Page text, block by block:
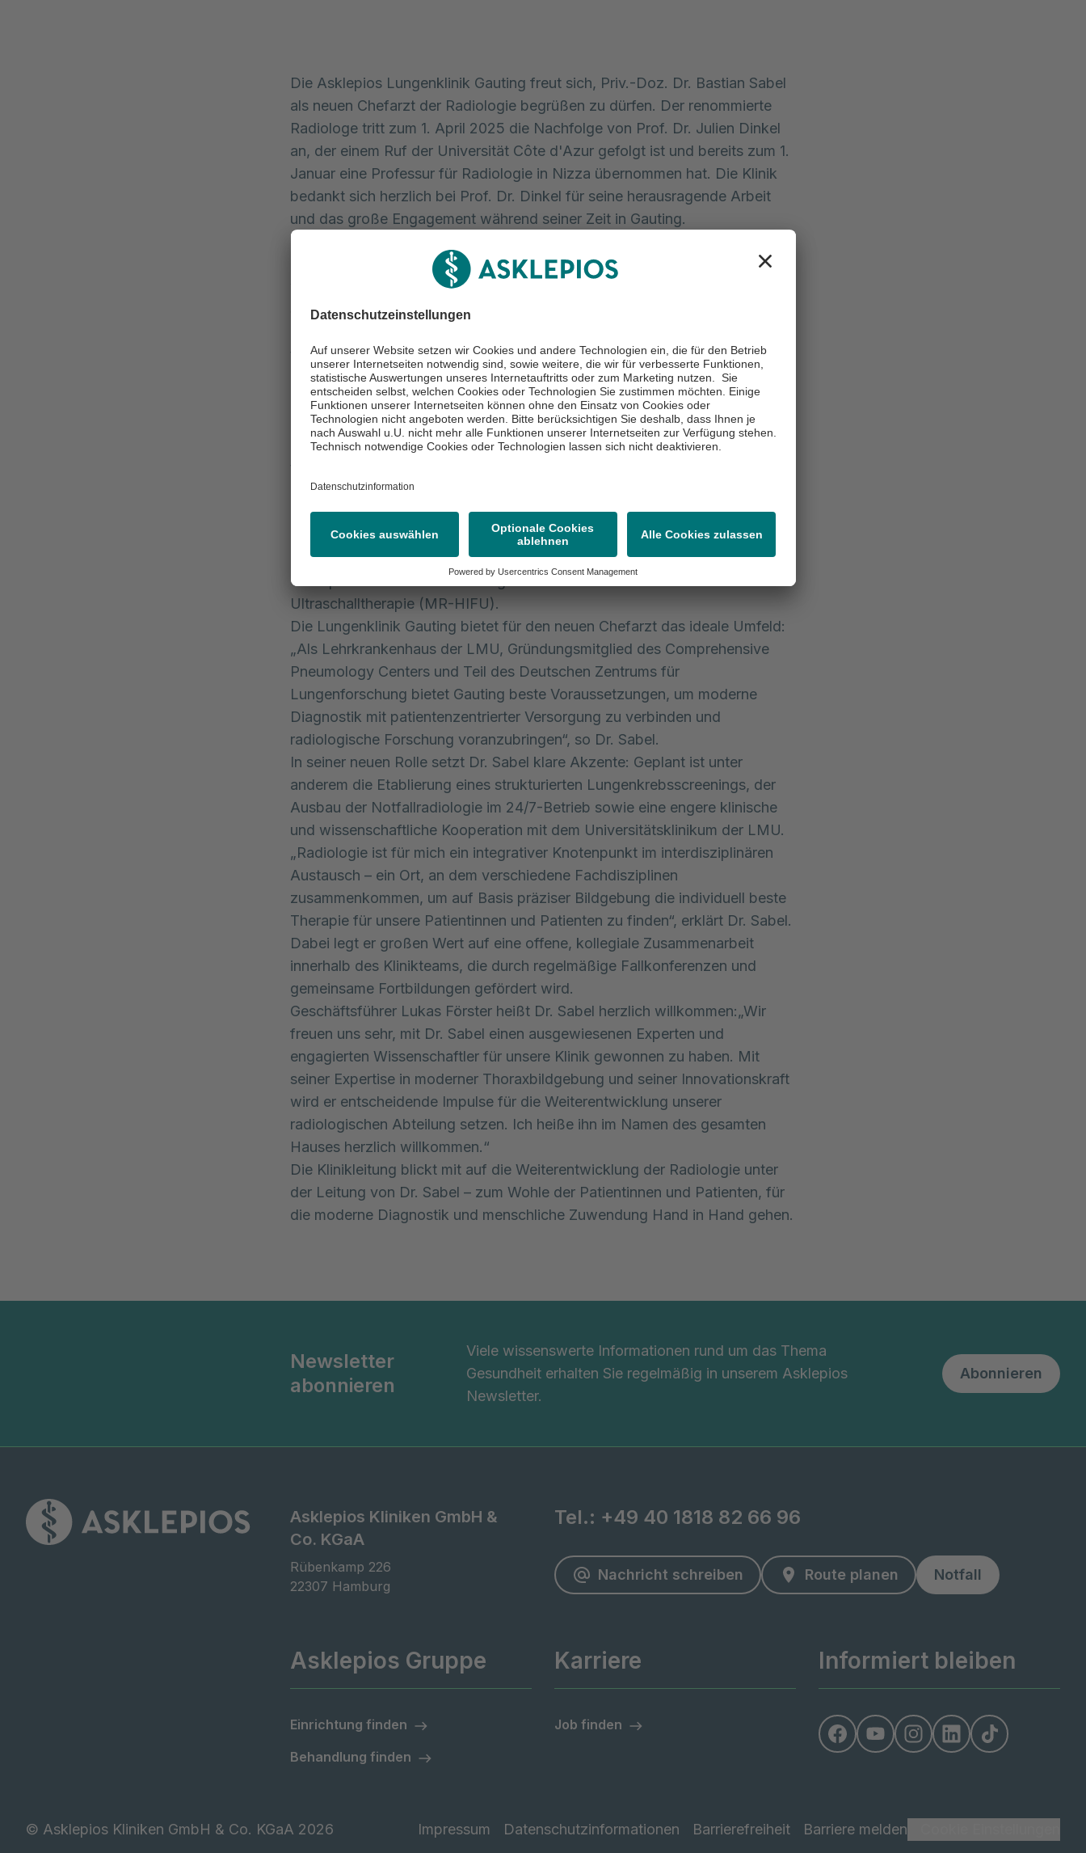
Die Asklepios Lungenklinik Gauting freut sich, Priv.-Doz. Dr. Bastian Sabel
als neuen Chefarzt der Radiologie begrüßen zu dürfen. Der renommierte
Radiologe tritt zum 1. April 2025 die Nachfolge von Prof. Dr. Julien Dinkel
an, der einem Ruf der Universität Côte d'Azur gefolgt ist und bereits zum 1.
Januar eine Professur für Radiologie in Nizza übernommen hat. Die Klinik
bedankt sich herzlich bei Prof. Dr. Dinkel für seine herausragende Arbeit
und das große Engagement während seiner Zeit in Gauting.
hochkompetente Persönlichkeit mit umfassender klinischer und
wissenschaftlicher Expertise. In den vergangenen zwölf Jahren war Dr.
Sabel am Klinikum der Universität München (LMU) als Oberarzt für
tätig. Zuvor sammelte er wertvolle Erfahrungen am Deutschen
Krebsforschungszentrum (DKFZ) in Heidelberg sowie am renommierten
Massachusetts General Hospital der Harvard Medical School in Boston.
Ein besonderer Schwerpunkt seiner Arbeit liegt in der Integration moderner
KI-Methoden in der Thoraxbildgebung. „Ich sehe große Chancen darin,
technologische Innovationen wie Künstliche Intelligenz in die klinische
Routine zu überführen, um Diagnostik und Patientenversorgung auf ein
neues Niveau zu heben“, betont Dr. Sabel. Dabei entwickelt er unter
anderem Algorithmen zur KI-unterstützten Befundung von CT- und
Röntgenbildern und beschäftigt sich intensiv mit innovativen
Therapieansätzen wie der MR-gesteuerten hochintensiv fokussierten
Ultraschalltherapie (MR-HIFU).
Die Lungenklinik Gauting bietet für den neuen Chefarzt das ideale Umfeld:
„Als Lehrkrankenhaus der LMU, Gründungsmitglied des Comprehensive
Pneumology Centers und Teil des Deutschen Zentrums für
Lungenforschung bietet Gauting beste Voraussetzungen, um moderne
Diagnostik mit patientenzentrierter Versorgung zu verbinden und
radiologische Forschung voranzubringen“, so Dr. Sabel.
In seiner neuen Rolle setzt Dr. Sabel klare Akzente: Geplant ist unter
anderem die Etablierung eines strukturierten Lungenkrebsscreenings, der
Ausbau der Notfallradiologie im 24/7-Betrieb sowie eine engere klinische
und wissenschaftliche Kooperation mit dem Universitätsklinikum der LMU.
„Radiologie ist für mich ein integrativer Knotenpunkt im interdisziplinären
Austausch – ein Ort, an dem verschiedene Fachdisziplinen
zusammenkommen, um auf Basis präziser Bildgebung die individuell beste
Therapie für unsere Patientinnen und Patienten zu finden“, erklärt Dr. Sabel.
Dabei legt er großen Wert auf eine offene, kollegiale Zusammenarbeit
innerhalb des Klinikteams, die durch regelmäßige Fallkonferenzen und
gemeinsame Fortbildungen gefördert wird.
Geschäftsführer Lukas Förster heißt Dr. Sabel herzlich willkommen:„Wir
freuen uns sehr, mit Dr. Sabel einen ausgewiesenen Experten und
engagierten Wissenschaftler für unsere Klinik gewonnen zu haben. Mit
seiner Expertise in moderner Thoraxbildgebung und seiner Innovationskraft
wird er entscheidende Impulse für die Weiterentwicklung unserer
radiologischen Abteilung setzen. Ich heiße ihn im Namen des gesamten
Hauses herzlich willkommen.“
Die Klinikleitung blickt mit auf die Weiterentwicklung der Radiologie unter
der Leitung von Dr. Sabel – zum Wohle der Patientinnen und Patienten, für
die moderne Diagnostik und menschliche Zuwendung Hand in Hand gehen.
Newsletter
abonnieren
Viele wissenswerte Informationen rund um das Thema
Gesundheit erhalten Sie regelmäßig in unserem Asklepios
Newsletter.
Abonnieren
Asklepios Kliniken GmbH &
Co. KGaA
Rübenkamp 226
22307 Hamburg
Tel.: +49 40 1818 82 66 96
Nachricht schreiben Route planen Notfall
Asklepios Gruppe
Einrichtung finden
Behandlung finden
Karriere
Job finden
Informiert bleiben
Impressum Datenschutzinformationen Barrierefreiheit Barriere melden
© Asklepios Kliniken GmbH & Co. KGaA 2026